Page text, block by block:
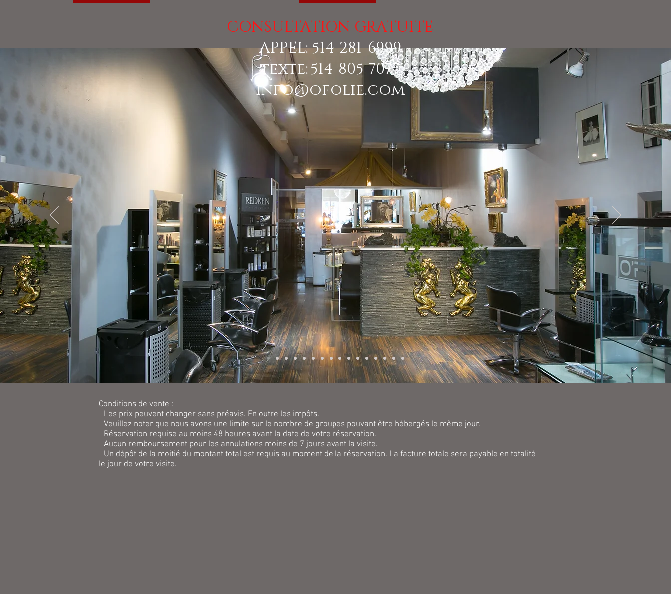
CONSULTATION GRATUITE
APPEL: 514-281-6999
texte:514-805-7077
info@ofolie.com
Conditions de vente :
- Les prix peuvent changer sans préavis. En outre les impôts.
- Veuillez noter que nous avons une limite sur le nombre de groupes pouvant être hébergés le même jour.
- Réservation requise au moins 48 heures avant la date de votre réservation.
- Aucun remboursement pour les annulations moins de 7 jours avant la visite.
- Un dépôt de la moitié du montant total est requis au moment de la réservation. La facture totale sera payable en totalité
le jour de votre visite.